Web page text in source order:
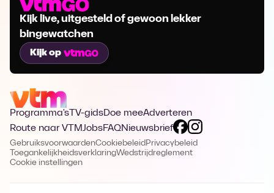
Kijk live, uitgesteld of gewoon lekker
bingewatchen
Kijk op
Programma's TV-gidsDoe meeAdverteren
Route naar VTMJobsFAQNieuwsbrief
GebruiksvoorwaardenCookiebeleid Privacybeleid
ToegankelijkheidsverklaringWedstrijdreglement
Cookie instellingen